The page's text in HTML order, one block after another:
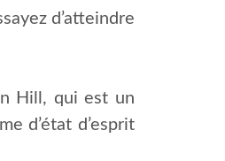
d’atteindre
Hill, qui est un
d’état d’esprit